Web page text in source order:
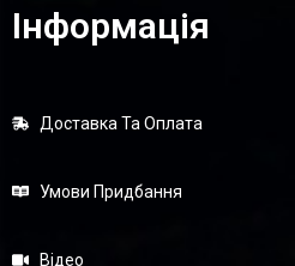
Інформація
Доставка Та Оплата
Умови Придбання
Відео